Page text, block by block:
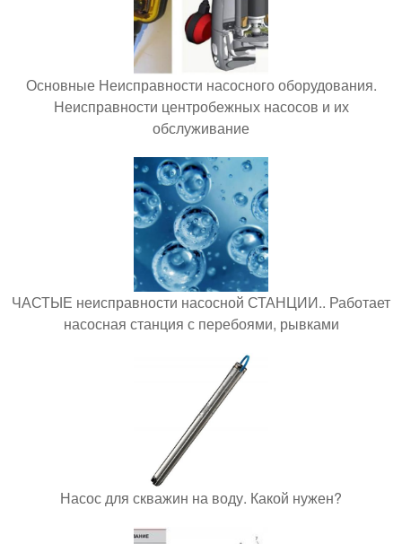
Основные Неисправности насосного оборудования.
Неисправности центробежных насосов и их
обслуживание
ЧАСТЫЕ неисправности насосной СТАНЦИИ.. Работает
насосная станция с перебоями, рывками
Насос для скважин на воду. Какой нужен?